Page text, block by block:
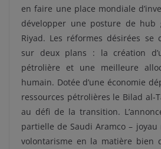
en faire une place mondiale
développer une posture de hub
Riyad. Les réformes désirées se
sur deux plans : la création
pétrolière et une meilleure
humain. Dotée d’une économie
ressources pétrolières le Bilad al-
au défi de la transition.
partielle de Saudi Aramco –
volontarisme en la matière bien